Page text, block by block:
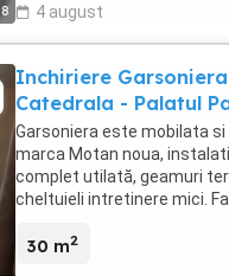
8
4 august
Inchiriere
Catedrala - Palatul
Garsoniera este mobilata
marca Motan noua,
complet utilată, geamuri
cheltuieli intretinere mici.
30 m2